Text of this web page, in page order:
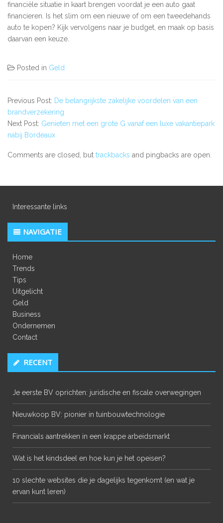
financiële situatie in kaart brengen voordat je een auto gaat
financieren. Is het slim om een nieuwe of om een tweedehands
auto te kopen? Kijk vervolgens naar je budget, en maak op basis
daarvan een keuze.
Posted in Geld
Previous Post: De belangrijkste zakelijke voordelen van een
brandverzekering
Next Post: Genieten met een grote G vanaf een luxe vakantiepark
nabij Bordeaux
Comments are closed, but trackbacks and pingbacks are open.
Interessante links
NAVIGATIE
Home
Trends
Tips
Uitgelicht
Geld
Business
Ondernemen
Contact
RECENT
Je eerste BV oprichten: juridische en fiscale overwegingen
Nieuwkoop BV: pionier in tuinbouwtechnologie
Financials aantrekken in een krappe arbeidsmarkt
Wat is het kindsdeel en hoe kun je het opeisen?
10 slechte websites die je dagelijks tegenkomt (en wat je
ervan kunt leren)